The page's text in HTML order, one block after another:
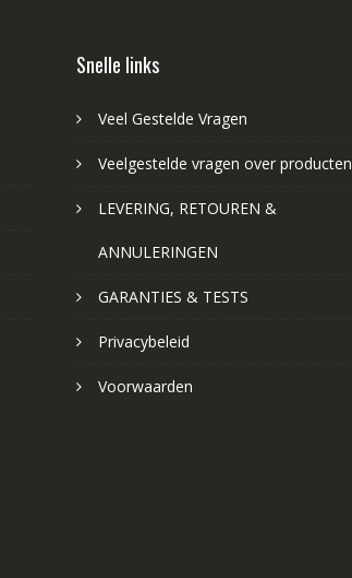
Snelle links
Veel Gestelde Vragen
Veelgestelde vragen over producten
LEVERING, RETOUREN &
ANNULERINGEN
GARANTIES & TESTS
Privacybeleid
Voorwaarden